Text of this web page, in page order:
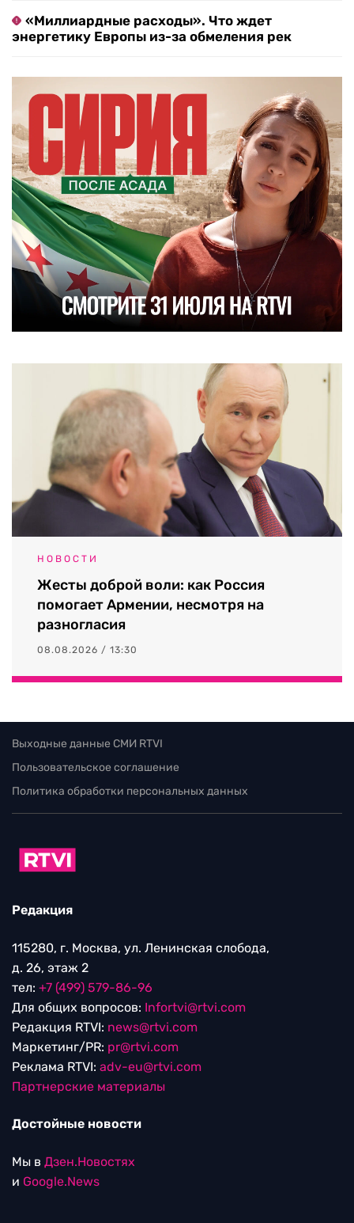
«Миллиардные расходы». Что ждет
энергетику Европы из-за обмеления рек
НОВОСТИ
Жесты доброй воли: как Россия
помогает Армении, несмотря на
разногласия
08.08.2026 / 13:30
Выходные данные СМИ RTVI
Пользовательское соглашение
Политика обработки персональных данных
Редакция
115280, г. Москва, ул. Ленинская слобода,
д. 26, этаж 2
тел: +7 (499) 579-86-96
Для общих вопросов: Infortvi@rtvi.com
Редакция RTVI: news@rtvi.com
Маркетинг/PR: pr@rtvi.com
Реклама RTVI: adv-eu@rtvi.com
Партнерские материалы
Достойные новости
Мы в Дзен.Новостях
и Google.News